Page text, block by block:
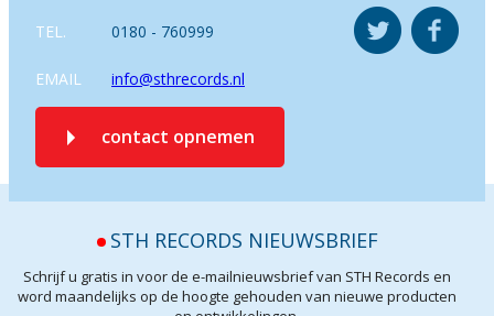
TEL. 0180 - 760999
EMAIL info@sthrecords.nl
contact opnemen
STH RECORDS NIEUWSBRIEF
Schrijf u gratis in voor de e-mailnieuwsbrief van STH Records en
word maandelijks op de hoogte gehouden van nieuwe producten